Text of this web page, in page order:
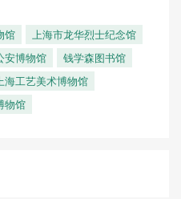
馆
上海市龙华烈士纪念馆
安博物馆
钱学森图书馆
上海工艺美术博物馆
物馆